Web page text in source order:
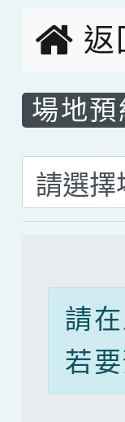
臺灣
市
返
場地預
場地預
選擇後
請
若